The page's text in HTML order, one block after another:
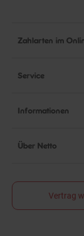
Zahlarten im
Service
Informationen
Über Netto
Vertrag